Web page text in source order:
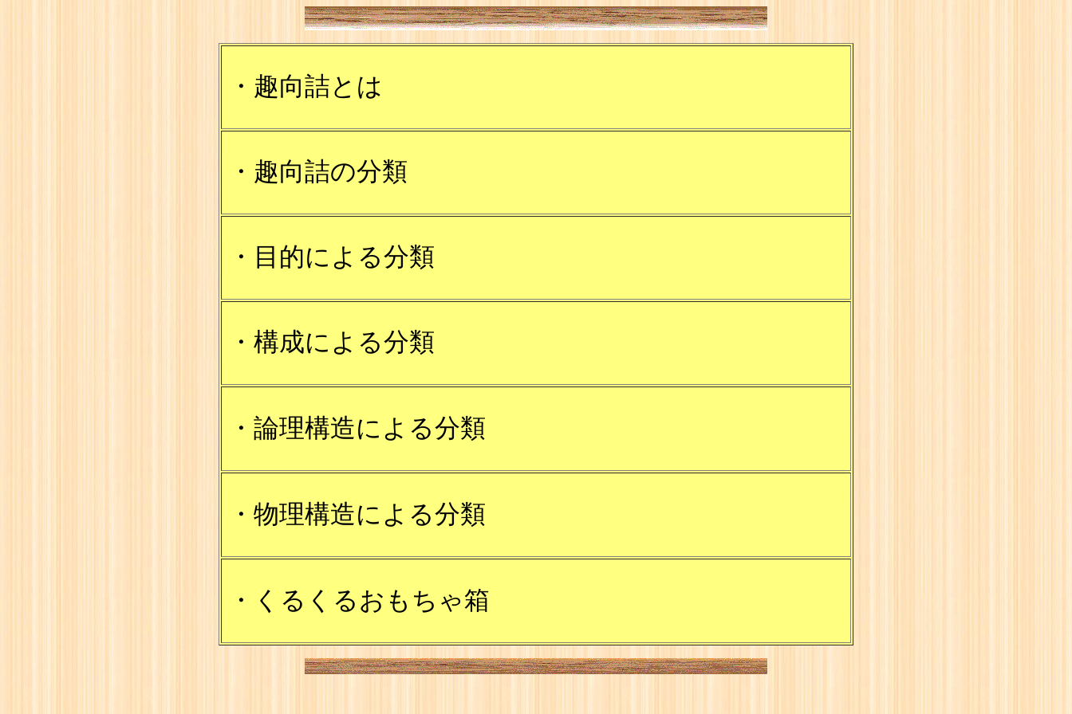
・趣向詰とは
・趣向詰の分類
・目的による分類
・構成による分類
・論理構造による分類
・物理構造による分類
・くるくるおもちゃ箱